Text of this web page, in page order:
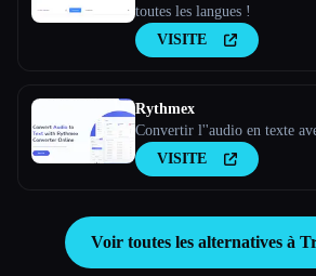
toutes les langues !
VISITE
Rythmex
Convertir l''audio en texte
VISITE
Voir toutes les alternatives à